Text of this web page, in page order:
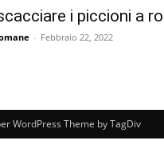
i piccioni a
- Febbraio 22, 2022
WordPress Theme by TagDiv